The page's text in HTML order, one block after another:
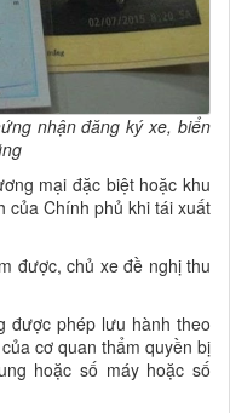
nhận đăng ký xe, biển
mại đặc biệt hoặc khu
của Chính phủ khi tái xuất
được, chủ xe đề nghị thu
được phép lưu hành theo
cơ quan thẩm quyền bị
hoặc số máy hoặc số